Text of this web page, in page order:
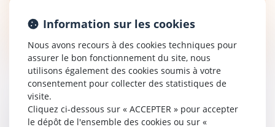
Lire la suite
RETOUR SUR L’OBLIGATION DU BAILLEUR
Information sur les cookies
Nous avons recours à des cookies techniques pour
assurer le bon fonctionnement du site, nous
utilisons également des cookies soumis à votre
consentement pour collecter des statistiques de
visite.
Cliquez ci-dessous sur « ACCEPTER » pour accepter
le dépôt de l'ensemble des cookies ou sur «